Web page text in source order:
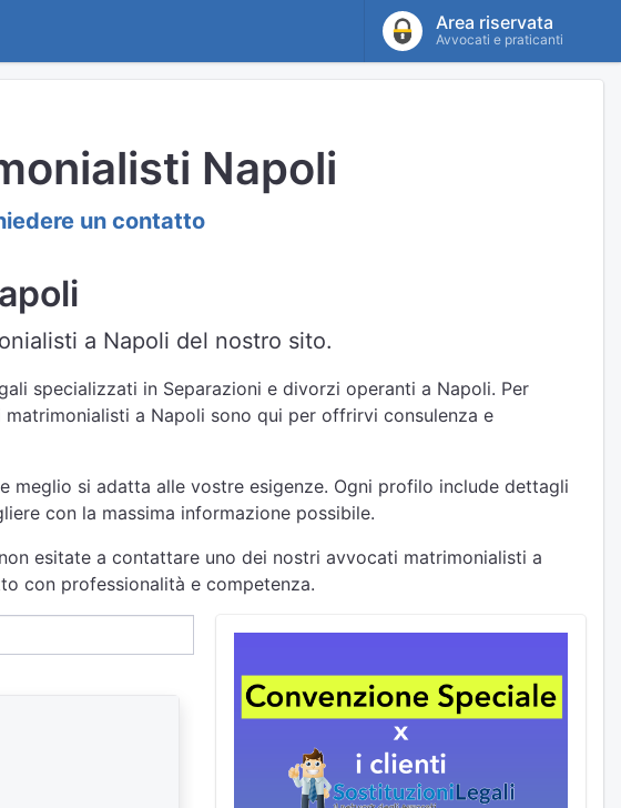
Area riservata
Avvocati e praticanti
Napoli
un contatto
a Napoli del nostro sito.
specializzati in Separazioni e divorzi operanti a Napoli. Per
a Napoli sono qui per offrirvi consulenza e
si adatta alle vostre esigenze. Ogni profilo include dettagli
con la massima informazione possibile.
esitate a contattare uno dei nostri avvocati matrimonialisti a
con professionalità e competenza.